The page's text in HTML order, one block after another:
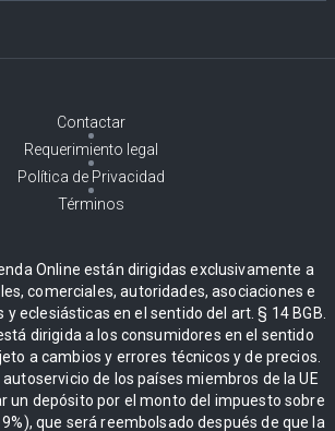
Contactar
Requerimiento legal
Política de Privacidad
Términos
Online están dirigidas exclusivamente a
comerciales, autoridades, asociaciones e
eclesiásticas en el sentido del art. § 14 BGB.
dirigida a los consumidores en el sentido
a cambios y errores técnicos y de precios.
autoservicio de los países miembros de la UE
un depósito por el monto del impuesto sobre
que será reembolsado después de que la